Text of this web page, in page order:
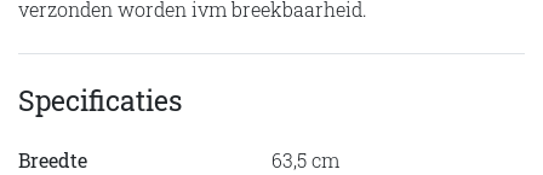
verzonden worden ivm breekbaarheid.
Specificaties
Breedte
63,5 cm